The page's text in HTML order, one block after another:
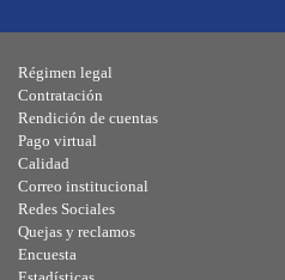
Régimen legal
Contratación
Rendición de cuentas
Pago virtual
Calidad
Correo institucional
Redes Sociales
Quejas y reclamos
Encuesta